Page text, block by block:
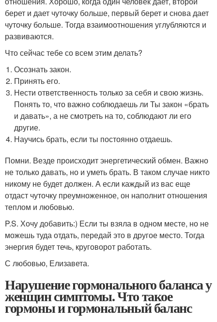
берет и дает чуточку больше, первый берет и снова дает
чуточку больше. Тогда взаимоотношения углубляются и
развиваются.
Что сейчас тебе со всем этим делать?
Осознать закон.
Принять его.
Нести ответственность только за себя и свою жизнь.
Понять то, что важно соблюдаешь ли Ты закон «брать
и давать», а не смотреть на то, соблюдают ли его
другие.
Научись брать, если ты постоянно отдаешь.
Помни. Везде происходит энергетический обмен. Важно
не только давать, но и уметь брать. В таком случае никто
никому не будет должен. А если каждый из вас еще
отдаст чуточку преумноженное, он наполнит отношения
теплом и любовью.
P.S. Хочу добавить:) Если ты взяла в одном месте, но не
можешь туда отдать, передай это в другое место. Тогда
энергия будет течь, круговорот работать.
С любовью, Елизавета.
Нарушение гормонального баланса у
женщин симптомы. Что такое
гормоны и гормональный баланс